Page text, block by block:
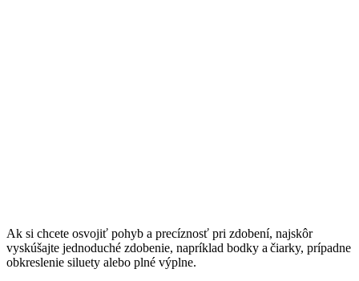
Ak si chcete osvojiť pohyb a precíznosť pri zdobení, najskôr
vyskúšajte jednoduché zdobenie, napríklad bodky a čiarky, prípadne
obkreslenie siluety alebo plné výplne.